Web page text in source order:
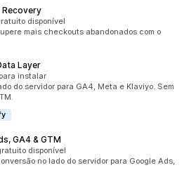
disponível
mais checkouts abandonados com o
Layer
instalar
do servidor para GA4, Meta e Klaviyo. Sem
GA4 & GTM
disponível
no lado do servidor para Google Ads,